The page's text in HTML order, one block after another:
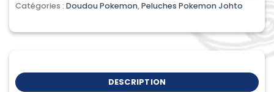
Catégories : Doudou Pokemon,Peluches Pokemon Johto
DESCRIPTION